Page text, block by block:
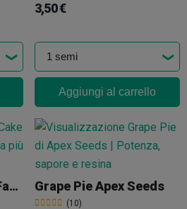
3,50 €
Aggiungi al carrello
Jelly Cake Barney’s Farm Grape Pie Apex Seeds
(10)